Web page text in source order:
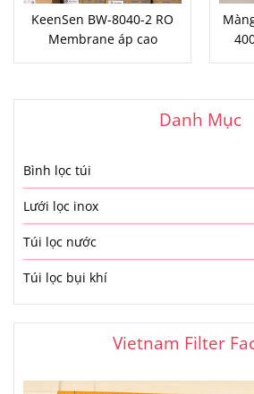
KeenSen BW-8040-2 RO
Membrane áp cao
Danh Mục
Bình lọc túi
Lưới lọc inox
Túi lọc nước
Túi lọc bụi khí
Vietnam Filter